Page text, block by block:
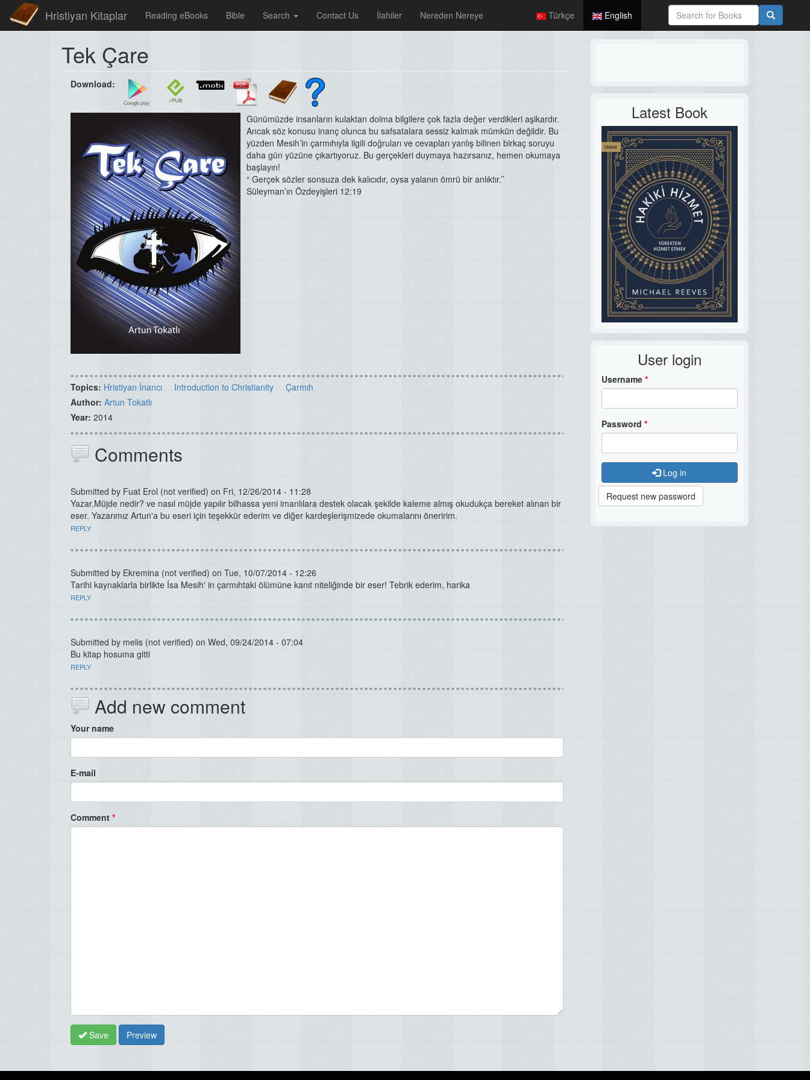
Hristiyan Kitaplar Reading eBooks Bible Search Contact Us İlahiler Nereden Nereye Türkçe English
Latest Book
User login
Username *
Password *
Log in
Request new password
Tek Çare
Download:
Günümüzde insanların kulaktan dolma bilgilere çok fazla değer verdikleri aşikardır.
Ancak söz konusu inanç olunca bu safsatalara sessiz kalmak mümkün değildir. Bu
yüzden Mesih’in çarmıhıyla ilgili doğruları ve cevapları yanlış bilinen birkaç soruyu
daha gün yüzüne çıkartıyoruz. Bu gerçekleri duymaya hazırsanız, hemen okumaya
başlayın!
“ Gerçek sözler sonsuza dek kalıcıdır, oysa yalanın ömrü bir anlıktır.’’
Süleyman’ın Özdeyişleri 12:19
Topics: Hristiyan İnancı Introduction to Christianity
Çarmıh
Author: Artun Tokatlı
Year: 2014
Comments
Submitted by Fuat Erol (not verified) on Fri, 12/26/2014 - 11:28
Yazar,Müjde nedir? ve nasıl müjde yapılır bilhassa yeni imanlılara destek olacak şekilde kaleme almış okudukça bereket alınan bir
eser. Yazarımız Artun'a bu eseri için teşekkür ederim ve diğer kardeşlerişmizede okumalarını öneririm.
REPLY
Submitted by Ekremina (not verified) on Tue, 10/07/2014 - 12:26
Tarihi kaynaklarla birlikte İsa Mesih' in çarmıhtaki ölümüne kanıt niteliğinde bir eser! Tebrik ederim, harika
REPLY
Submitted by melis (not verified) on Wed, 09/24/2014 - 07:04
Bu kitap hosuma gitti
REPLY
Add new comment
Your name
E-mail
Comment *
Save Preview